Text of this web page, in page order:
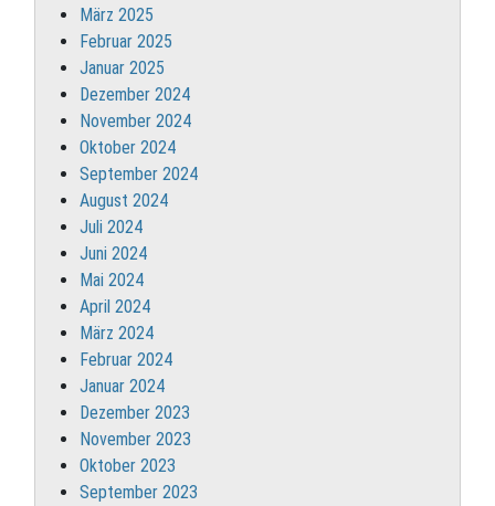
März 2025
Februar 2025
Januar 2025
Dezember 2024
November 2024
Oktober 2024
September 2024
August 2024
Juli 2024
Juni 2024
Mai 2024
April 2024
März 2024
Februar 2024
Januar 2024
Dezember 2023
November 2023
Oktober 2023
September 2023